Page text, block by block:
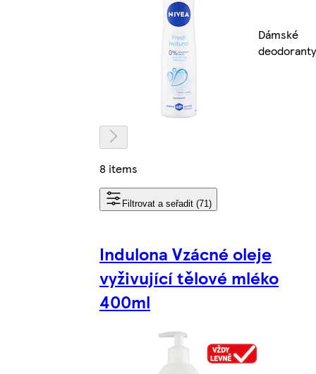
Dámské
deodoranty
8 items
Filtrovat a seřadit (71)
Indulona Vzácné oleje
vyživující tělové mléko
400ml